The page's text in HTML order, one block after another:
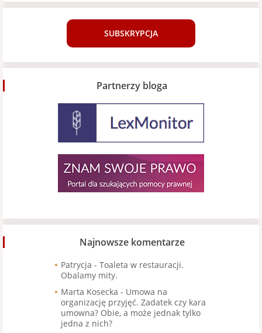
SUBSKRYPCJA
Partnerzy bloga
Najnowsze komentarze
Patrycja - Toaleta w restauracji.
Obalamy mity.
Marta Kosecka - Umowa na
organizację przyjęć. Zadatek czy kara
umowna? Obie, a może jednak tylko
jedna z nich?